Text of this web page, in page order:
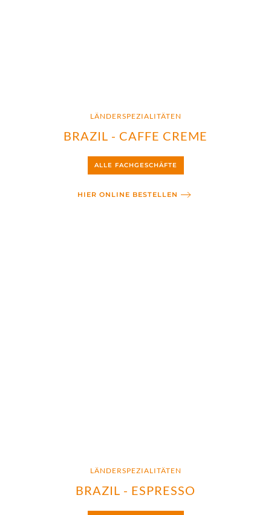
LÄNDERSPEZIALITÄTEN
BRAZIL - CAFFE CREME
ALLE FACHGESCHÄFTE
HIER ONLINE BESTELLEN
LÄNDERSPEZIALITÄTEN
BRAZIL - ESPRESSO